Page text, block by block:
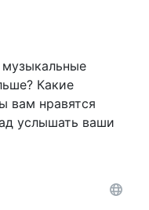
музыкальные
Какие
вам нравятся
услышать ваши